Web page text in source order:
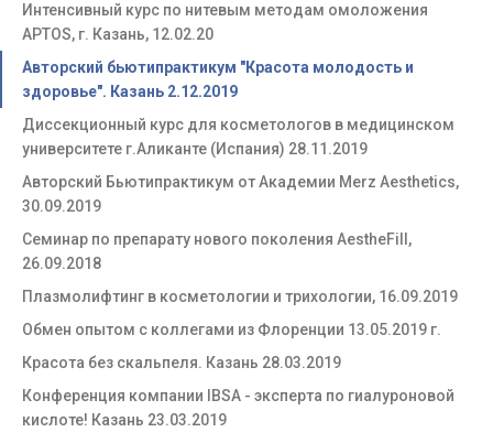
Интенсивный курс по нитевым методам омоложения
APTOS, г. Казань, 12.02.20
Авторский бьютипрактикум "Красота молодость и
здоровье". Казань 2.12.2019
Диссекционный курс для косметологов в медицинском
университете г.Аликанте (Испания) 28.11.2019
Авторский Бьютипрактикум от Академии Merz Aesthetics,
30.09.2019
Семинар по препарату нового поколения AestheFill,
26.09.2018
Плазмолифтинг в косметологии и трихологии, 16.09.2019
Обмен опытом с коллегами из Флоренции 13.05.2019 г.
Красота без скальпеля. Казань 28.03.2019
Конференция компании IBSA - эксперта по гиалуроновой
кислоте! Казань 23.03.2019